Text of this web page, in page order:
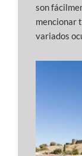
son
mencionar
variados